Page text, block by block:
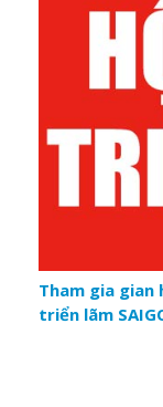
Tham gia gian
triển lãm